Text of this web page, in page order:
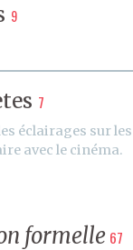
9
7
éclairages sur les
avec le cinéma.
formelle 67